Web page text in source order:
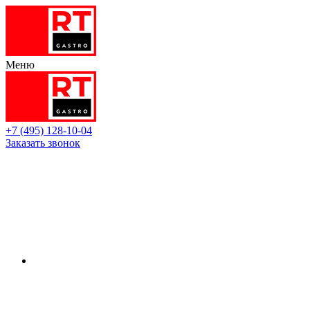
Меню
+7 (495) 128-10-04
Заказать звонок